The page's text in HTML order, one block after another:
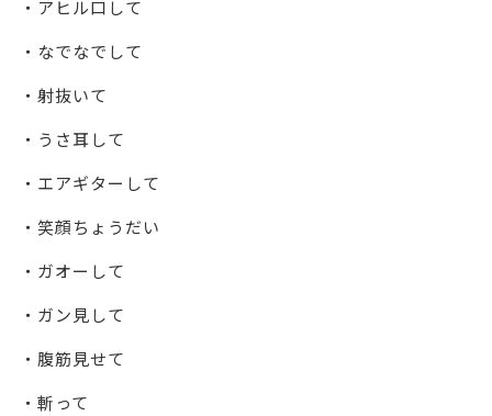
・アヒル口して
・なでなでして
・射抜いて
・うさ耳して
・エアギターして
・笑顔ちょうだい
・ガオーして
・ガン見して
・腹筋見せて
・斬って